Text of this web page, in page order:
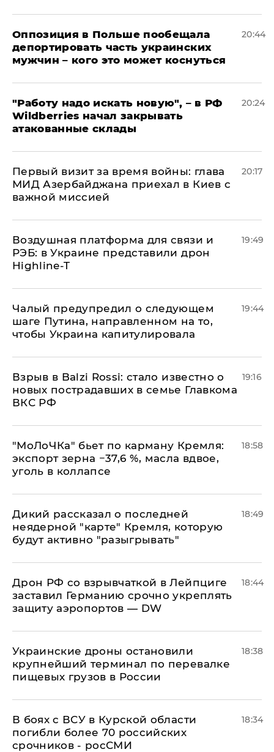
Оппозиция в Польше пообещала
депортировать часть украинских
мужчин – кого это может коснуться
20:44
"Работу надо искать новую", – в РФ
Wildberries начал закрывать
атакованные склады
20:24
Первый визит за время войны: глава
МИД Азербайджана приехал в Киев с
важной миссией
20:17
Воздушная платформа для связи и
РЭБ: в Украине представили дрон
Highline-T
19:49
Чалый предупредил о следующем
шаге Путина, направленном на то,
чтобы Украина капитулировала
19:44
Взрыв в Balzi Rossi: стало известно о
новых пострадавших в семье Главкома
ВКС РФ
19:16
​"МоЛоЧКа" бьет по карману Кремля:
экспорт зерна −37,6 %, масла вдвое,
уголь в коллапсе
18:58
Дикий рассказал о последней
неядерной "карте" Кремля, которую
будут активно "разыгрывать"
18:49
​Дрон РФ со взрывчаткой в Лейпциге
заставил Германию срочно укреплять
защиту аэропортов — DW
18:44
Украинские дроны остановили
крупнейший терминал по перевалке
пищевых грузов в России
18:38
В боях с ВСУ в Курской области
погибли более 70 российских
срочников - росСМИ
18:34